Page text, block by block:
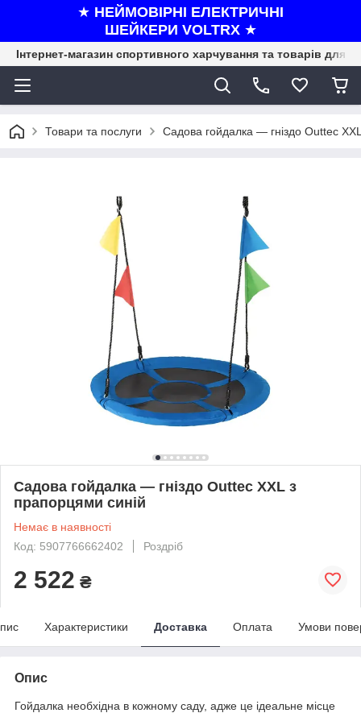
★ НЕЙМОВІРНІ ЕЛЕКТРИЧНІ
ШЕЙКЕРИ VOLTRX ★
Інтернет-магазин спортивного харчування та товарів для
Товари та послуги Садова гойдалка — гніздо Outtec
Садова гойдалка — гніздо Outtec XXL з
прапорцями синій
Немає в наявності
Код: 5907766662402
Роздріб
2 522 ₴
Характеристики Доставка Оплата Умови
Опис
Гойдалка необхідна в кожному саду, адже це ідеальне місце